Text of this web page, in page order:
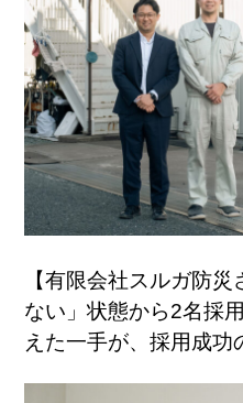
【有限会社スルガ防
ない」状態から2名採
えた一手が、採用成功